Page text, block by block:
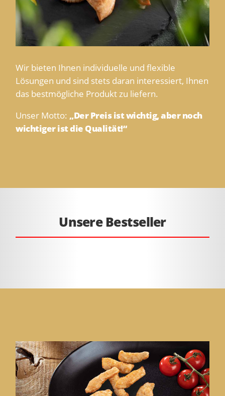
Wir bieten Ihnen individuelle und flexible
Lösungen und sind stets daran interessiert, Ihnen
das bestmögliche Produkt zu liefern.
Unser Motto: „Der Preis ist wichtig, aber noch
wichtiger ist die Qualität!“
Unsere Bestseller